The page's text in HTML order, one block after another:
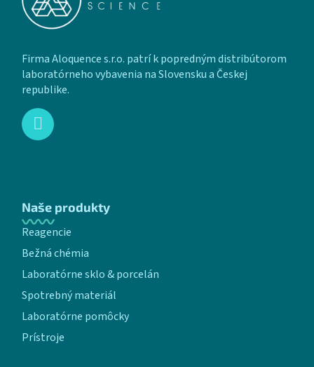
Firma Aloquence s.r.o. patrí k popredným distribútorom
laboratórneho vybavenia na Slovensku a Českej
republike.
Naše produkty
Reagencie
Bežná chémia
Laboratórne sklo & porcelán
Spotrebný materiál
Laboratórne pomôcky
Prístroje